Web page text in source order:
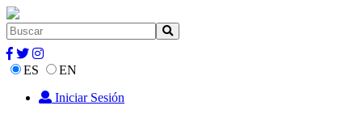
ES
EN
Iniciar Sesión